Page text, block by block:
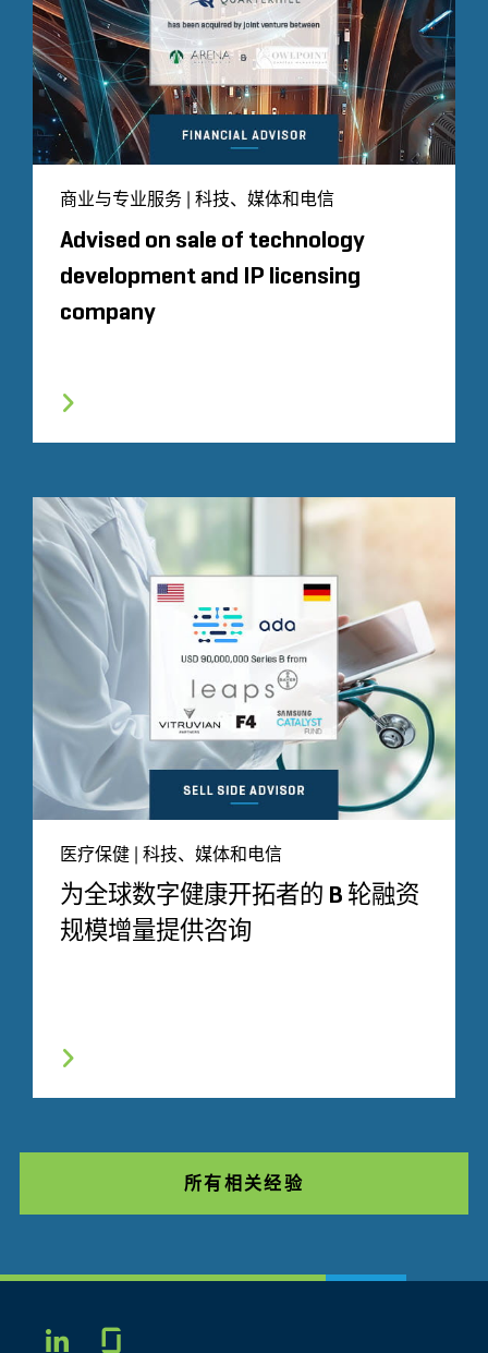
商业与专业服务 | 科技、媒体和电信
Advised on sale of technology
development and IP licensing
company
医疗保健 | 科技、媒体和电信
为全球数字健康开拓者的 B 轮融资
规模增量提供咨询
所有相关经验
LINKEDIN